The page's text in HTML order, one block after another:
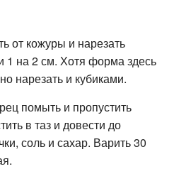
от кожуры и нарезать
1 на 2 см. Хотя форма здесь
нарезать и кубиками.
помыть и пропустить
в таз и довести до
соль и сахар. Варить 30